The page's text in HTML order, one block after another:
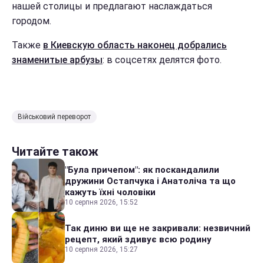
нашей столицы и предлагают наслаждаться
городом.
Также в Киевскую область наконец добрались
знаменитые арбузы: в соцсетях делятся фото.
Військовий переворот
Читайте також
"Була причепом": як поскандалили
дружини Остапчука і Анатоліча та що
кажуть їхні чоловіки
10 серпня 2026, 15:52
Так диню ви ще не закривали: незвичний
рецепт, який здивує всю родину
10 серпня 2026, 15:27